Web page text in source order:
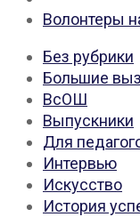
Волонтеры
Без рубрики
Большие
ВсОШ
Выпускники
Для
Интервью
Искусство
История